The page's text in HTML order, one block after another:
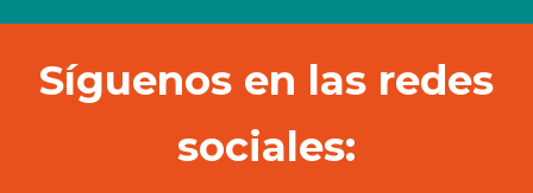
Síguenos en las redes
sociales: